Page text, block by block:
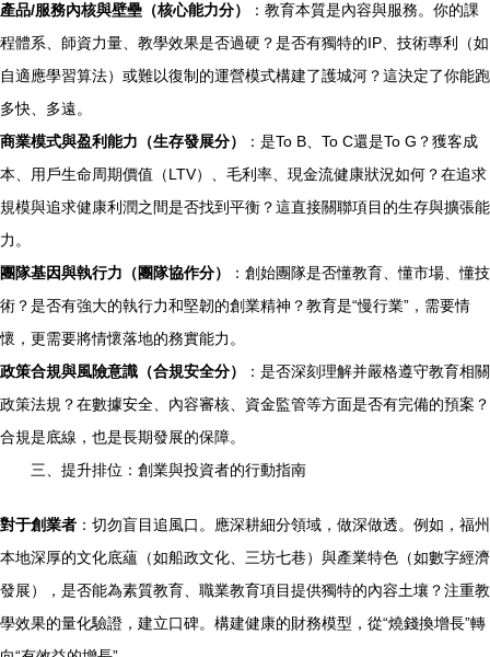
產品/服務內核與壁壘（核心能力分）
：教育本質是內容與服務。你的課
程體系、師資力量、教學效果是否過硬？是否有獨特的IP、技術專利（如
自適應學習算法）或難以復制的運營模式構建了護城河？這決定了你能跑
多快、多遠。
商業模式與盈利能力（生存發展分）
：是To B、To C還是To G？獲客成
本、用戶生命周期價值（LTV）、毛利率、現金流健康狀況如何？在追求
規模與追求健康利潤之間是否找到平衡？這直接關聯項目的生存與擴張能
力。
團隊基因與執行力（團隊協作分）
：創始團隊是否懂教育、懂市場、懂技
術？是否有強大的執行力和堅韌的創業精神？教育是“慢行業”，需要情
懷，更需要將情懷落地的務實能力。
政策合規與風險意識（合規安全分）
：是否深刻理解并嚴格遵守教育相關
政策法規？在數據安全、內容審核、資金監管等方面是否有完備的預案？
合規是底線，也是長期發展的保障。
三、提升排位：創業與投資者的行動指南
對于創業者 ：切勿盲目追風口。應深耕細分領域，做深做透。例如，福州
本地深厚的文化底蘊（如船政文化、三坊七巷）與產業特色（如數字經濟
發展），是否能為素質教育、職業教育項目提供獨特的內容土壤？注重教
學效果的量化驗證，建立口碑。構建健康的財務模型，從“燒錢換增長”轉